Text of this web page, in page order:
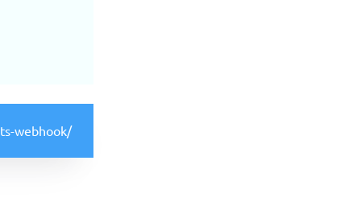
webhook/